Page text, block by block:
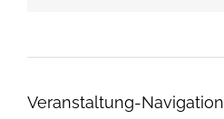
Veranstaltung-Navigation